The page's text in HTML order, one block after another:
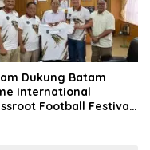
Dukung Batam
International
Football Festival